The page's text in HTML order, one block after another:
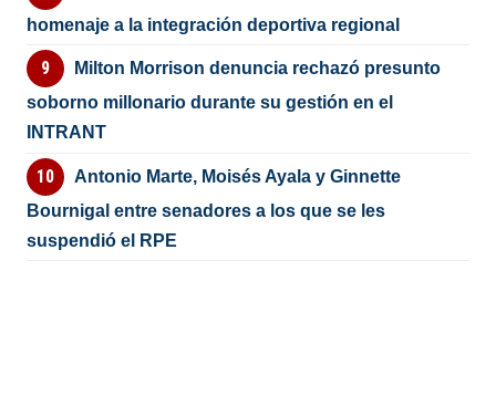
homenaje a la integración deportiva regional
Milton Morrison denuncia rechazó presunto
soborno millonario durante su gestión en el
INTRANT
Antonio Marte, Moisés Ayala y Ginnette
Bournigal entre senadores a los que se les
suspendió el RPE